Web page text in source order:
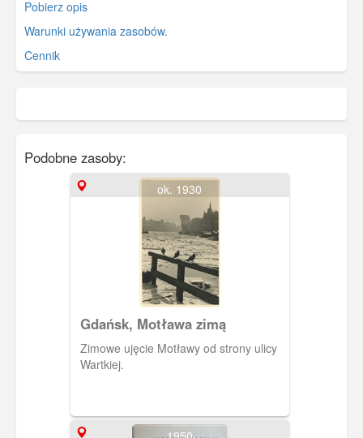
Pobierz opis
Warunki używania zasobów.
Cennik
Podobne zasoby:
ok. 1930
Gdańsk, Motława zimą
Zimowe ujęcie Motławy od strony ulicy
Wartkiej.